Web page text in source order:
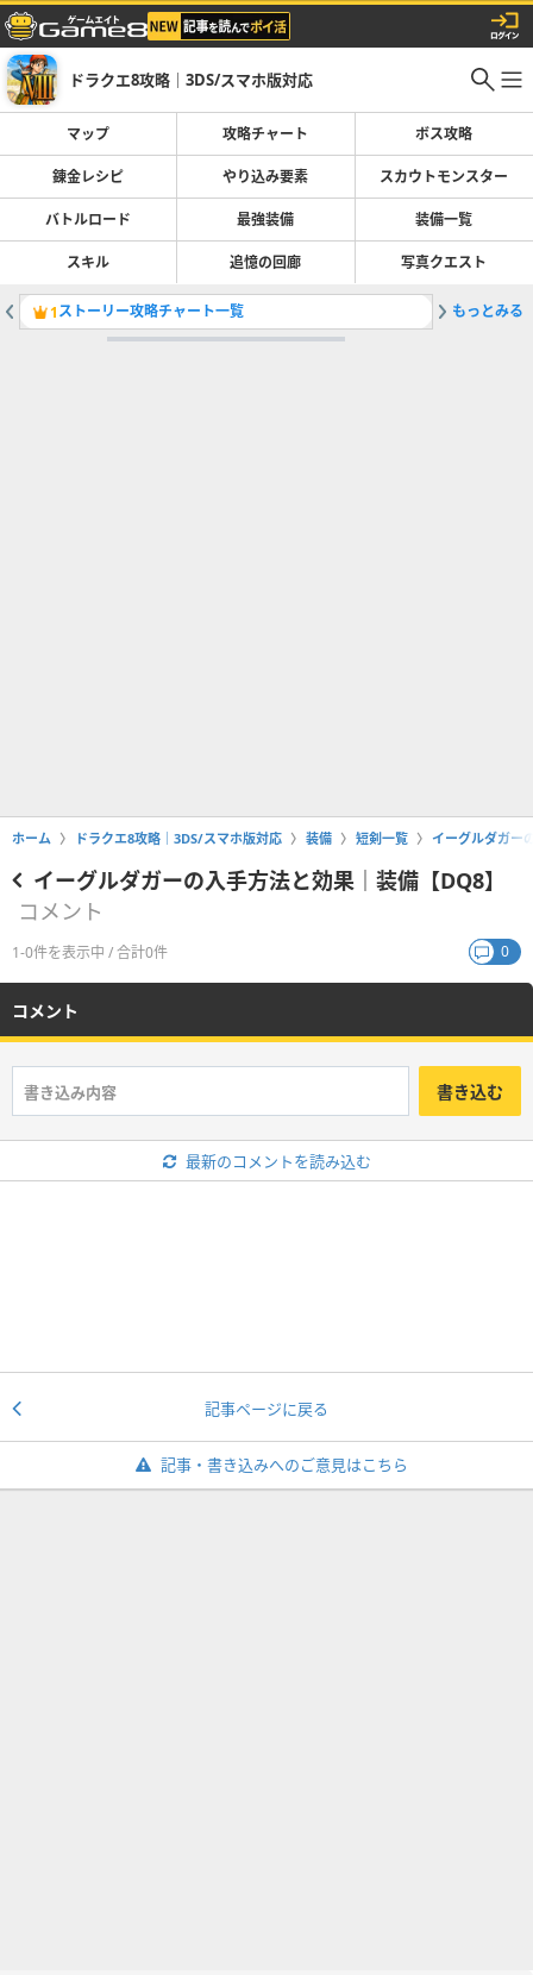
ドラクエ8攻略｜3DS/スマホ版対応
マップ 攻略チャート ボス攻略
錬金レシピ やり込み要素 スカウトモンスター
バトルロード 最強装備 装備一覧
スキル 追憶の回廊 写真クエスト
1ストーリー攻略チャート一覧 2錬金レ
もっとみる
ホーム ドラクエ8攻略｜3DS/スマホ版対応 装備 短剣一覧 イーグルダガー
イーグルダガーの入手方法と効果｜装備【DQ8】
コメント
1-0件を表示中 / 合計0件 0
コメント
書き込む
最新のコメントを読み込む
記事ページに戻る
記事・書き込みへのご意見はこちら